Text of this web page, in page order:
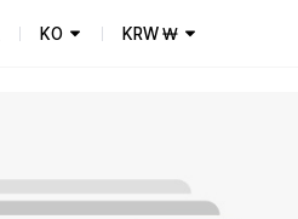
KO KRW₩